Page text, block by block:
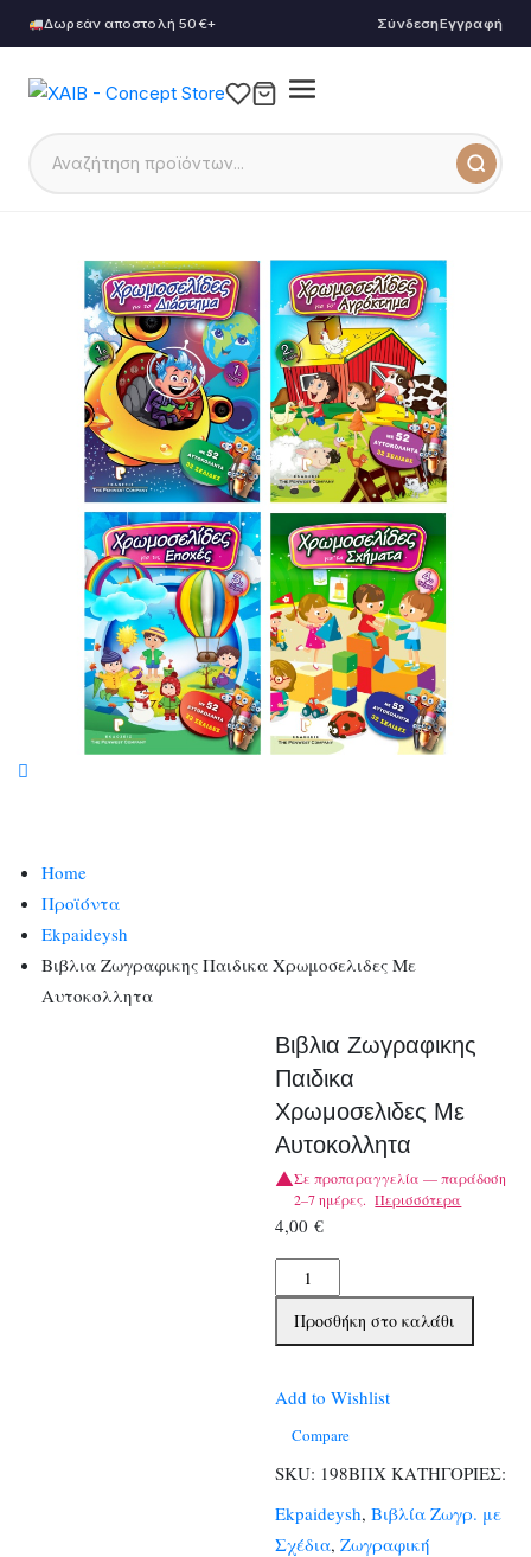
Δωρεάν αποστολή 50€+ ΣύνδεσηΕγγραφή
Home
Προϊόντα
Ekpaideysh
Βιβλια Ζωγραφικης Παιδικα Χρωμοσελιδες Με
Αυτοκολλητα
Βιβλια Ζωγραφικης
Παιδικα
Χρωμοσελιδες Με
Αυτοκολλητα
Σε προπαραγγελία — παράδοση
2–7 ημέρες. Περισσότερα
4,00€
Βιβλια
Ζωγραφικης
Παιδικα
Με
Αυτοκολλητα
Προσθήκη στο καλάθι
Add to Wishlist
Compare
SKU: 198ΒΠΧ ΚΑΤΗΓΟΡΙΕΣ:
Ekpaideysh,Βιβλία Ζωγρ. με
Σχέδια,Ζωγραφική